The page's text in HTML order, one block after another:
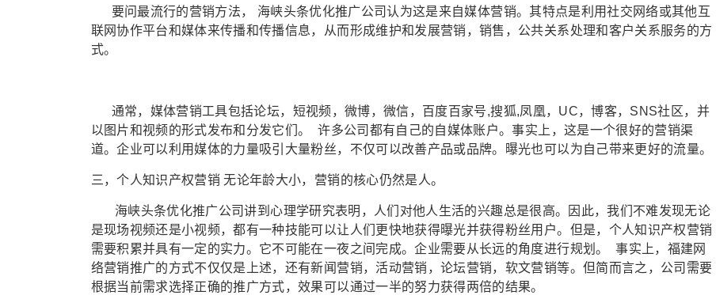
要问最流行的营销方法， 海峡头条优化推广公司认为这是来自媒体营销。其特点是利用社交网络或其他互
联网协作平台和媒体来传播和传播信息，从而形成维护和发展营销，销售，公共关系处理和客户关系服务的方
式。
通常，媒体营销工具包括论坛，短视频，微博，微信，百度百家号,搜狐,凤凰，UC，博客，SNS社区，并
以图片和视频的形式发布和分发它们。 许多公司都有自己的自媒体账户。事实上，这是一个很好的营销渠
道。企业可以利用媒体的力量吸引大量粉丝，不仅可以改善产品或品牌。曝光也可以为自己带来更好的流量。
三，个人知识产权营销 无论年龄大小，营销的核心仍然是人。
海峡头条优化推广公司讲到心理学研究表明，人们对他人生活的兴趣总是很高。因此，我们不难发现无论
是现场视频还是小视频，都有一种技能可以让人们更快地获得曝光并获得粉丝用户。但是，个人知识产权营销
需要积累并具有一定的实力。它不可能在一夜之间完成。企业需要从长远的角度进行规划。 事实上，福建网
络营销推广的方式不仅仅是上述，还有新闻营销，活动营销，论坛营销，软文营销等。但简而言之，公司需要
根据当前需求选择正确的推广方式，效果可以通过一半的努力获得两倍的结果。